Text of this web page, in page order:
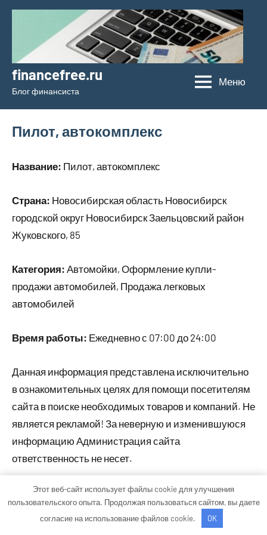
Перейти
содержимому
financefree.ru
Блог финансиста
Меню
Пилот, автокомплекс
Название: Пилот, автокомплекс
Страна: Новосибирская область Новосибирск
городской округ Новосибирск Заельцовский район
Жуковского, 85
Категория: Автомойки, Оформление купли-
продажи автомобилей, Продажа легковых
автомобилей
Время работы: Ежедневно с 07:00 до 24:00
Данная информация представлена исключительно
в ознакомительных целях для помощи посетителям
сайта в поиске необходимых товаров и компаний. Не
является рекламой! За неверную и изменившуюся
информацию Администрация сайта
ответственность не несет.
Тема WordPress: Occasio от ThemeZee.
Этот веб-сайт использует файлы cookie для улучшения
пользовательского опыта. Продолжая пользоваться сайтом, вы даете
согласие на использование файлов cookie.
OK